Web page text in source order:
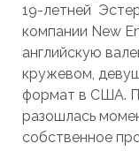
19-летней
компании New
английскую
кружевом,
формат в США.
разошлась
собственное